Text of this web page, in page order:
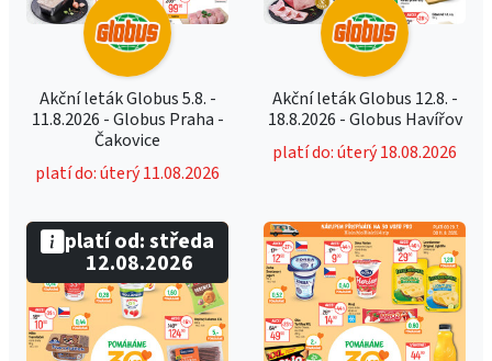
Akční leták Globus 5.8. -
11.8.2026 - Globus Praha -
Čakovice
platí do: úterý 11.08.2026
Akční leták Globus 12.8. -
18.8.2026 - Globus Havířov
platí do: úterý 18.08.2026
platí od: středa
12.08.2026